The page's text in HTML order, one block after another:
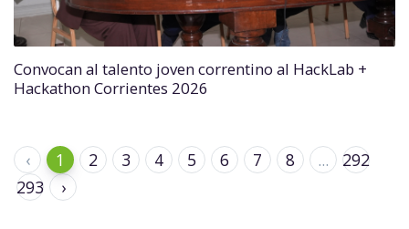
Convocan al talento joven correntino al HackLab +
Hackathon Corrientes 2026
‹ 1 2 3 4 5 6 7 8 ...
292
293
›